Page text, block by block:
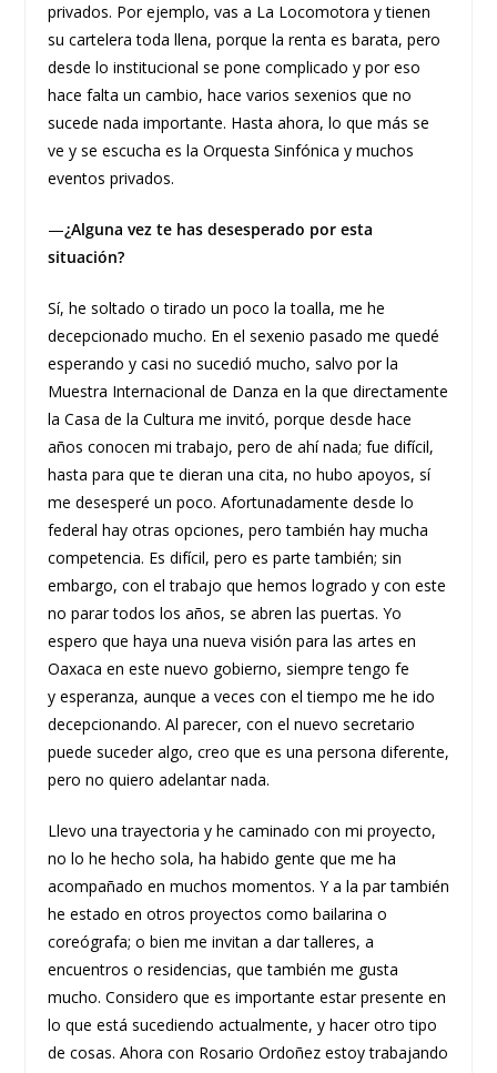
privados. Por ejemplo, vas a La Locomotora y tienen
su cartelera toda llena, porque la renta es barata, pero
desde lo institucional se pone complicado y por eso
hace falta un cambio, hace varios sexenios que no
sucede nada importante. Hasta ahora, lo que más se
ve y se escucha es la Orquesta Sinfónica y muchos
eventos privados.
—¿Alguna vez te has desesperado por esta
situación?
Sí, he soltado o tirado un poco la toalla, me he
decepcionado mucho. En el sexenio pasado me quedé
esperando y casi no sucedió mucho, salvo por la
Muestra Internacional de Danza en la que directamente
la Casa de la Cultura me invitó, porque desde hace
años conocen mi trabajo, pero de ahí nada; fue difícil,
hasta para que te dieran una cita, no hubo apoyos, sí
me desesperé un poco. Afortunadamente desde lo
federal hay otras opciones, pero también hay mucha
competencia. Es difícil, pero es parte también; sin
embargo, con el trabajo que hemos logrado y con este
no parar todos los años, se abren las puertas. Yo
espero que haya una nueva visión para las artes en
Oaxaca en este nuevo gobierno, siempre tengo fe
y esperanza, aunque a veces con el tiempo me he ido
decepcionando. Al parecer, con el nuevo secretario
puede suceder algo, creo que es una persona diferente,
pero no quiero adelantar nada.
Llevo una trayectoria y he caminado con mi proyecto,
no lo he hecho sola, ha habido gente que me ha
acompañado en muchos momentos. Y a la par también
he estado en otros proyectos como bailarina o
coreógrafa; o bien me invitan a dar talleres, a
encuentros o residencias, que también me gusta
mucho. Considero que es importante estar presente en
lo que está sucediendo actualmente, y hacer otro tipo
de cosas. Ahora con Rosario Ordoñez estoy trabajando